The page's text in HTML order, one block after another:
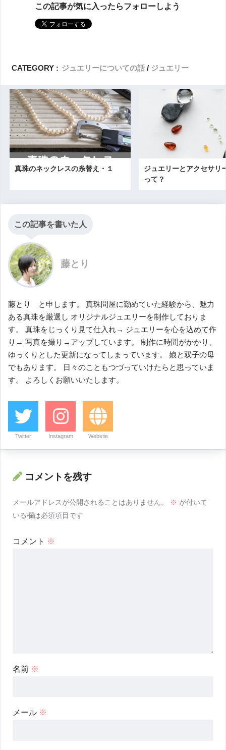
この記事が気に入ったらフォローしよう
CATEGORY : ジュエリーについての話 ジュエリー
真珠のネックレスの糸替え・１
ジュエリーとアクセサリ
って？
この記事を書いた人
藤とり
藤とり と申します。 真珠問屋に勤めていた経験から、魅力
ある真珠を厳選し オリジナルジュエリーを制作しておりま
す。 真珠をじっくり見て仕入れ→ ジュエリーを心を込めて作
り→ 写真を撮り→アップしています。 制作に時間がかかり、
ゆっくりとした更新になってしまっています。 娘と双子の母
でもあります。 日々のこともつづっていけたらと思っていま
す。 よろしくお願いいたします。
Twitter Instagram Website
コメントを残す
メールアドレスが公開されることはありません。 ※ が付いて
いる欄は必須項目です
コメント ※
名前 ※
メール ※